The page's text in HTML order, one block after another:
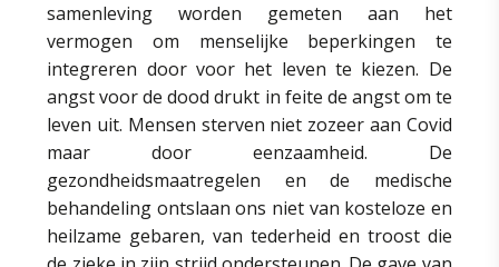
samenleving worden gemeten aan het
vermogen om menselijke beperkingen te
integreren door voor het leven te kiezen. De
angst voor de dood drukt in feite de angst om te
leven uit. Mensen sterven niet zozeer aan Covid
maar door eenzaamheid. De
gezondheidsmaatregelen en de medische
behandeling ontslaan ons niet van kosteloze en
heilzame gebaren, van tederheid en troost die